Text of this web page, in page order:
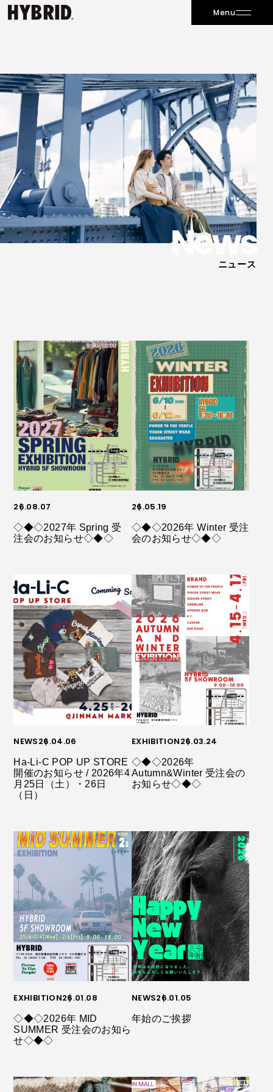
Menu
News
ニュース
26.08.07
◇◆◇2027年 Spring 受
注会のお知らせ◇◆◇
26.05.19
◇◆◇2026年 Winter 受注
会のお知らせ◇◆◇
NEWS26.04.06
Ha-Li-C POP UP STORE
開催のお知らせ / 2026年4
月25日（土）・26日
（日）
EXHIBITION26.03.24
◇◆◇2026年
Autumn&Winter 受注会の
お知らせ◇◆◇
EXHIBITION26.01.08
◇◆◇2026年 MID
SUMMER 受注会のお知ら
せ◇◆◇
NEWS26.01.05
年始のご挨拶